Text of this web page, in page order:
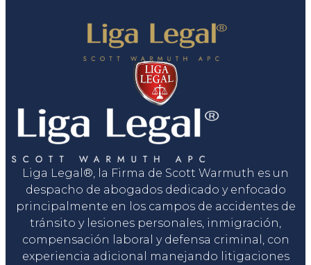
Liga Legal®, la Firma de Scott Warmuth es un
despacho de abogados dedicado y enfocado
principalmente en los campos de accidentes de
tránsito y lesiones personales, inmigración,
compensación laboral y defensa criminal, con
experiencia adicional manejando litigaciones